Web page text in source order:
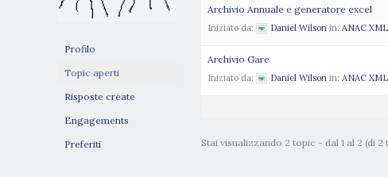
Profilo
Topic aperti
Risposte create
Engagements
Preferiti
Archivio Annuale e generatore excel
Iniziato da: Daniel Wilson in: ANAC
Archivio Gare
Iniziato da: Daniel Wilson in: ANAC
Stai visualizzando 2 topic - dal 1 al 2 (di 2